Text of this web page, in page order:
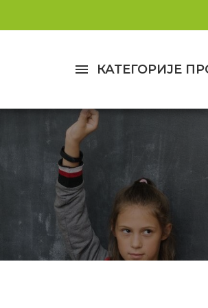
menu КАТЕГОРИЈЕ